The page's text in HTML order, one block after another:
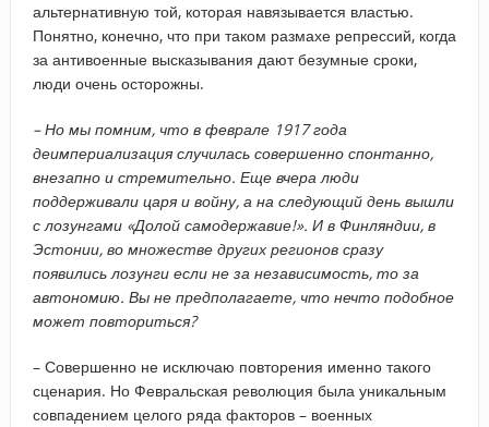
альтернативную той, которая навязывается властью.
Понятно, конечно, что при таком размахе репрессий, когда
за антивоенные высказывания дают безумные сроки,
люди очень осторожны.
–​ Но мы помним, что в феврале 1917 года
деимпериализация случилась совершенно спонтанно,
внезапно и стремительно. Еще вчера люди
поддерживали царя и войну, а на следующий день вышли
с лозунгами «Долой самодержавие!». И в Финляндии, в
Эстонии, во множестве других регионов сразу
появились лозунги если не за независимость, то за
автономию. Вы не предполагаете, что нечто подобное
может повториться?
– Совершенно не исключаю повторения именно такого
сценария. Но Февральская революция была уникальным
совпадением целого ряда факторов – военных